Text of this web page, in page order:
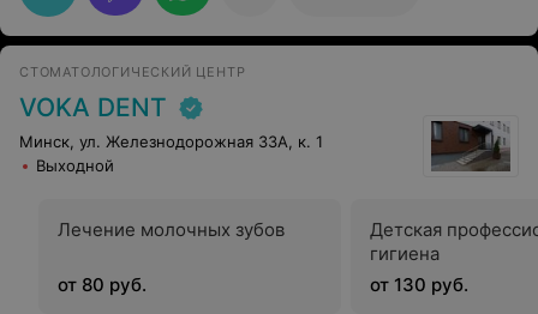
СТОМАТОЛОГИЧЕСКИЙ ЦЕНТР
VOKA DENT
Минск, ул. Железнодорожная 33А, к. 1
Выходной
Лечение молочных зубов
от 80 руб.
Детская
гигиена
от 130 руб.